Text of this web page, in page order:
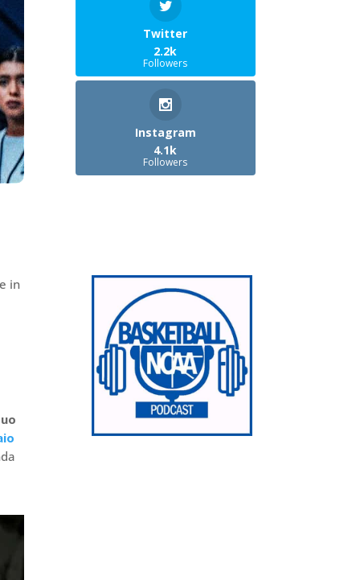
in
Twitter
2.2k
Followers
Instagram
4.1k
Followers